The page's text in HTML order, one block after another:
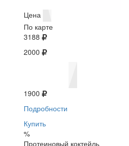
Цена
По карте
3188
2000
1900
Подробности
Купить
%
Протеиновый коктейль